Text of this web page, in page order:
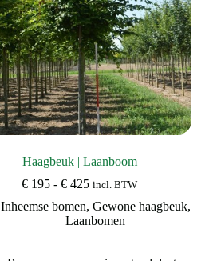
de
productpagina
Haagbeuk | Laanboom
€ 195 - € 425Prijsklasse:
tot
€ 425
incl. BTW
Inheemse bomen, Gewone haagbeuk,
Laanbomen